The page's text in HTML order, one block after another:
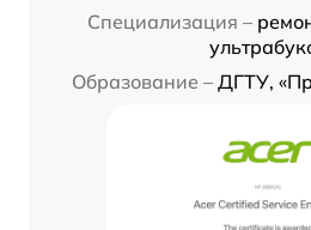
Специализация –
Образование – ДГТУ,